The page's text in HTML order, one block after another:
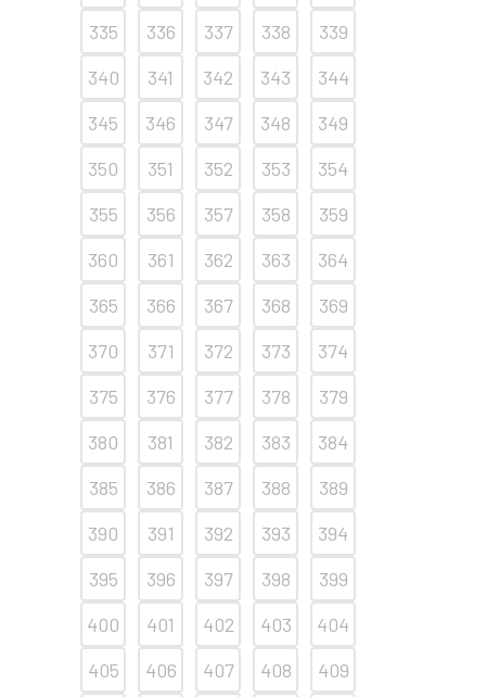
335
336 337 338
339
340
341 342 343
344
345
346 347 348
349
350
351 352 353
354
355
356 357 358
359
360
361 362 363
364
365
366 367 368
369
370
371 372 373
374
375
376 377 378
379
380
381 382 383
384
385
386 387 388
389
390
391 392 393
394
395
396 397 398
399
400
401 402 403
404
405
406 407 408 409